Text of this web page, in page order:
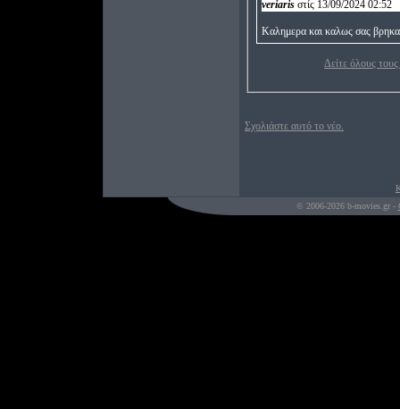
veriaris στίς 13/09/2024 02:52
Καλημερα και καλως σας
Δείτε όλους
Σχολιάστε αυτό το νέο.
© 2006-2026 b-movies.gr -